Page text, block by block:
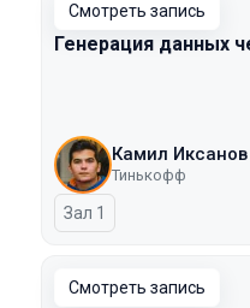
Смотреть запись
Генерация данных
Камил Иксанов
Тинькофф
Зал 1
Смотреть запись